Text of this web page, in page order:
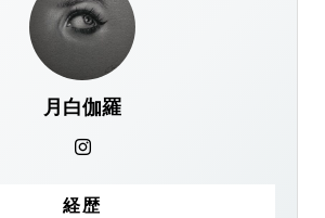
月白伽羅
経歴